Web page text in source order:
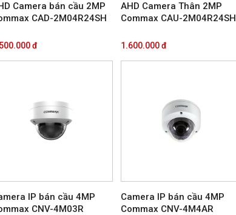
Camera bán cầu 2MP
CAD-2M04R24SH
đ
AHD Camera Thân 2MP
Commax CAU-2M04R24SH
1.600.000 đ
IP bán cầu 4MP
CNV-4M03R
Camera IP bán cầu 4MP
Commax CNV-4M4AR